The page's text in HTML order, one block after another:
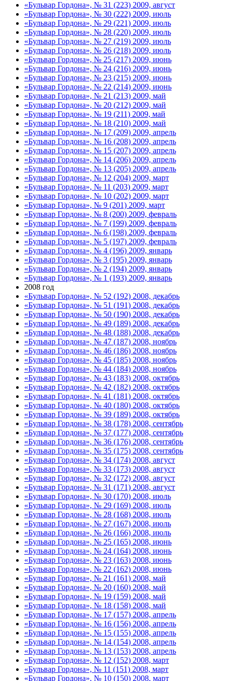
«Бульвар Гордона», № 31 (223) 2009, август
«Бульвар Гордона», № 30 (222) 2009, июль
«Бульвар Гордона», № 29 (221) 2009, июль
«Бульвар Гордона», № 28 (220) 2009, июль
«Бульвар Гордона», № 27 (219) 2009, июль
«Бульвар Гордона», № 26 (218) 2009, июль
«Бульвар Гордона», № 25 (217) 2009, июнь
«Бульвар Гордона», № 24 (216) 2009, июнь
«Бульвар Гордона», № 23 (215) 2009, июнь
«Бульвар Гордона», № 22 (214) 2009, июнь
«Бульвар Гордона», № 21 (213) 2009, май
«Бульвар Гордона», № 20 (212) 2009, май
«Бульвар Гордона», № 19 (211) 2009, май
«Бульвар Гордона», № 18 (210) 2009, май
«Бульвар Гордона», № 17 (209) 2009, апрель
«Бульвар Гордона», № 16 (208) 2009, апрель
«Бульвар Гордона», № 15 (207) 2009, апрель
«Бульвар Гордона», № 14 (206) 2009, апрель
«Бульвар Гордона», № 13 (205) 2009, апрель
«Бульвар Гордона», № 12 (204) 2009, март
«Бульвар Гордона», № 11 (203) 2009, март
«Бульвар Гордона», № 10 (202) 2009, март
«Бульвар Гордона», № 9 (201) 2009, март
«Бульвар Гордона», № 8 (200) 2009, февраль
«Бульвар Гордона», № 7 (199) 2009, февраль
«Бульвар Гордона», № 6 (198) 2009, февраль
«Бульвар Гордона», № 5 (197) 2009, февраль
«Бульвар Гордона», № 4 (196) 2009, январь
«Бульвар Гордона», № 3 (195) 2009, январь
«Бульвар Гордона», № 2 (194) 2009, январь
«Бульвар Гордона», № 1 (193) 2009, январь
2008 год
«Бульвар Гордона», № 52 (192) 2008, декабрь
«Бульвар Гордона», № 51 (191) 2008, декабрь
«Бульвар Гордона», № 50 (190) 2008, декабрь
«Бульвар Гордона», № 49 (189) 2008, декабрь
«Бульвар Гордона», № 48 (188) 2008, декабрь
«Бульвар Гордона», № 47 (187) 2008, ноябрь
«Бульвар Гордона», № 46 (186) 2008, ноябрь
«Бульвар Гордона», № 45 (185) 2008, ноябрь
«Бульвар Гордона», № 44 (184) 2008, ноябрь
«Бульвар Гордона», № 43 (183) 2008, октябрь
«Бульвар Гордона», № 42 (182) 2008, октябрь
«Бульвар Гордона», № 41 (181) 2008, октябрь
«Бульвар Гордона», № 40 (180) 2008, октябрь
«Бульвар Гордона», № 39 (189) 2008, октябрь
«Бульвар Гордона», № 38 (178) 2008, сентябрь
«Бульвар Гордона», № 37 (177) 2008, сентябрь
«Бульвар Гордона», № 36 (176) 2008, сентябрь
«Бульвар Гордона», № 35 (175) 2008, сентябрь
«Бульвар Гордона», № 34 (174) 2008, август
«Бульвар Гордона», № 33 (173) 2008, август
«Бульвар Гордона», № 32 (172) 2008, август
«Бульвар Гордона», № 31 (171) 2008, август
«Бульвар Гордона», № 30 (170) 2008, июль
«Бульвар Гордона», № 29 (169) 2008, июль
«Бульвар Гордона», № 28 (168) 2008, июль
«Бульвар Гордона», № 27 (167) 2008, июль
«Бульвар Гордона», № 26 (166) 2008, июль
«Бульвар Гордона», № 25 (165) 2008, июнь
«Бульвар Гордона», № 24 (164) 2008, июнь
«Бульвар Гордона», № 23 (163) 2008, июнь
«Бульвар Гордона», № 22 (162) 2008, июнь
«Бульвар Гордона», № 21 (161) 2008, май
«Бульвар Гордона», № 20 (160) 2008, май
«Бульвар Гордона», № 19 (159) 2008, май
«Бульвар Гордона», № 18 (158) 2008, май
«Бульвар Гордона», № 17 (157) 2008, апрель
«Бульвар Гордона», № 16 (156) 2008, апрель
«Бульвар Гордона», № 15 (155) 2008, апрель
«Бульвар Гордона», № 14 (154) 2008, апрель
«Бульвар Гордона», № 13 (153) 2008, апрель
«Бульвар Гордона», № 12 (152) 2008, март
«Бульвар Гордона», № 11 (151) 2008, март
«Бульвар Гордона», № 10 (150) 2008, март